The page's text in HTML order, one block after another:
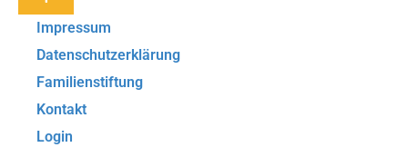
Impressum
Datenschutzerklärung
Familienstiftung
Kontakt
Login